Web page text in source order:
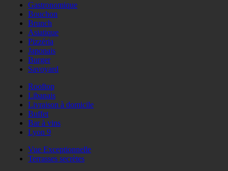
Gastronomique
Bouchon
Brunch
Asiatique
Pizzéria
Japonais
Burger
Savoyard
Rooftop
Libanais
Livraison à domicile
Buffet
Bar à vins
Lyon 9
Vue Exceptionnelle
Terrasses secrètes